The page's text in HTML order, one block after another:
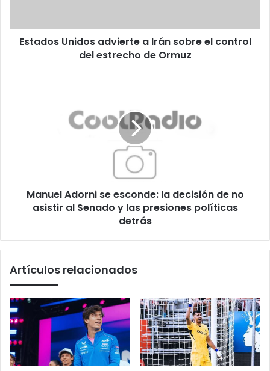
del
estrecho
Estados Unidos advierte a Irán sobre el control
del estrecho de Ormuz
Senado
presiones
detrás
Manuel Adorni se esconde: la decisión de no
asistir al Senado y las presiones políticas
detrás
Artículos relacionados